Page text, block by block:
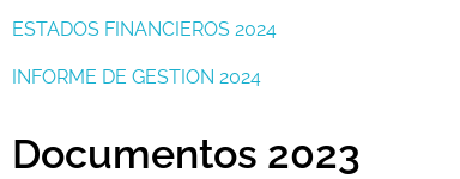
ESTADOS FINANCIEROS 2024
INFORME DE GESTION 2024
Documentos 2023